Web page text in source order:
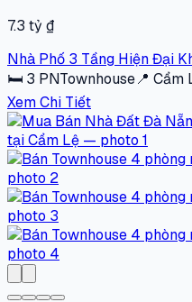
7.3 tỷ ₫
Nhà Phố 3 Tầng Hiện Đại
🛏 3 PNTownhouse📍 Cẩm
Xem Chi Tiết